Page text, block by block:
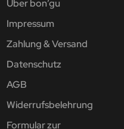
Über bon’gu
Impressum
Zahlung & Versand
Datenschutz
AGB
Widerrufsbelehrung
Formular zur